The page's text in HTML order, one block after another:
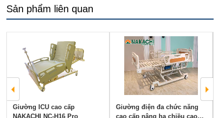
Sản phẩm liên quan
Giường ICU cao cấp
NAKACHI NC-H16 Pro
Giường điện đa chức năng
cao cấp nâng hạ chiều cao